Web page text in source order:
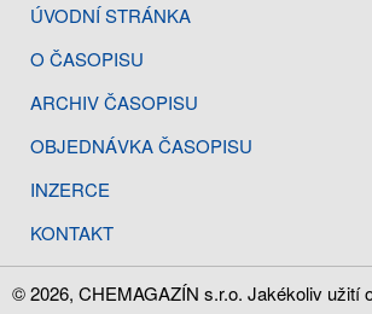
ÚVODNÍ STRÁNKA
O ČASOPISU
ARCHIV ČASOPISU
OBJEDNÁVKA ČASOPISU
INZERCE
KONTAKT
© 2026, CHEMAGAZÍN s.r.o. Jakékoliv užití